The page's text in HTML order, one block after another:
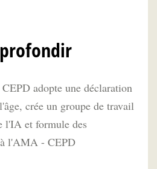
adopte une déclaration
crée un groupe de travail
l'IA et formule des
l'AMA - CEPD